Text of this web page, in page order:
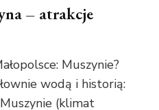
– atrakcje
Muszynie?
wodą i historią:
(klimat